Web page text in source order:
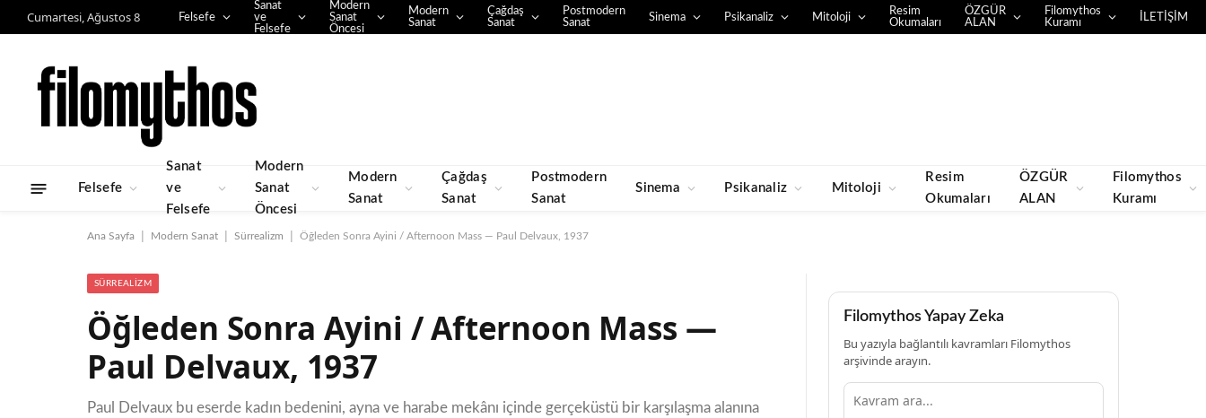
Cumartesi, Ağustos 8 Felsefe
Sanat
ve
Felsefe
Modern
Sanat
Öncesi
Modern
Sanat
Çağdaş
Sanat
Postmodern
Sanat
Sinema Psikanaliz Mitoloji
Resim
Okumaları
ÖZGÜR
ALAN
Filomythos
Kuramı
İLETİŞİM
Felsefe
Sanat
ve
Felsefe
Modern
Sanat
Öncesi
Modern
Sanat
Çağdaş
Sanat
Postmodern
Sanat
Sinema Psikanaliz Mitoloji
Resim
Okumaları
ÖZGÜR
ALAN
Filomythos
Kuramı
Ana Sayfa Modern Sanat Sürrealizm Öğleden Sonra Ayini / Afternoon Mass — Paul Delvaux, 1937
SÜRREALIZM
Öğleden Sonra Ayini / Afternoon Mass —
Paul Delvaux, 1937
Paul Delvaux bu eserde kadın bedenini, ayna ve harabe mekânı içinde gerçeküstü bir karşılaşma alanına
Filomythos Yapay Zeka
Bu yazıyla bağlantılı kavramları Filomythos
arşivinde arayın.